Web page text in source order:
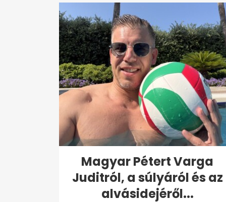
Magyar Pétert Varga
Juditról, a súlyáról és az
alvásidejéről...